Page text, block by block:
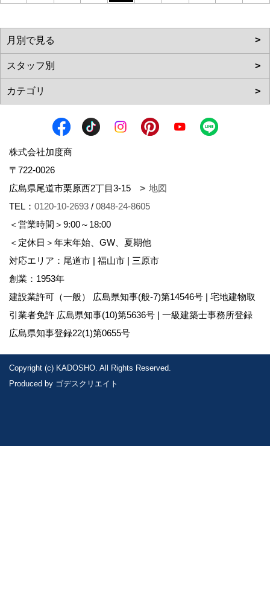
株式会社加度商
〒722-0026
広島県尾道市栗原西2丁目3-15
地図
TEL： 0120-10-2693 / 0848-24-8605
＜営業時間＞9:00～18:00
＜定休日＞年末年始、GW、夏期他
対応エリア：尾道市 | 福山市 | 三原市
創業：1953年
建設業許可（一般） 広島県知事(般-7)第14546号 | 宅地建物取
引業者免許 広島県知事(10)第5636号 | 一級建築士事務所登録
広島県知事登録22(1)第0655号
Copyright (c) KADOSHO. All Rights Reserved.
Produced by ゴデスクリエイト